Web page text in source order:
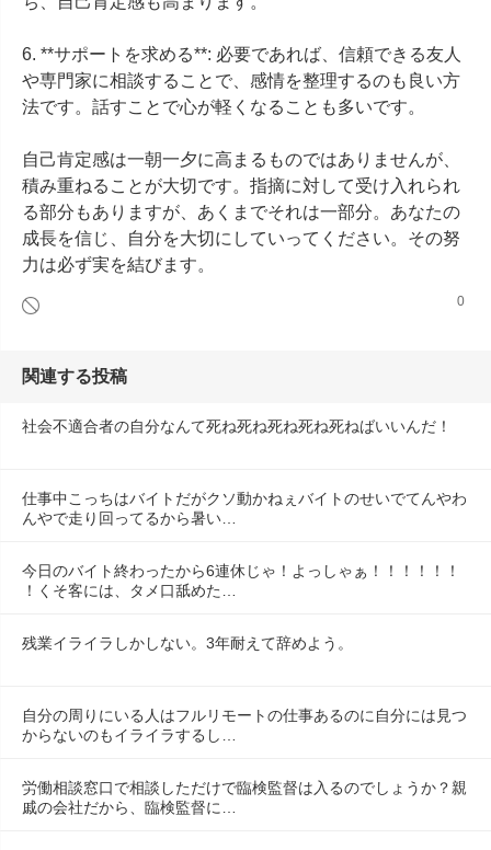
6. **サポートを求める**: 必要であれば、信頼できる友人
や専門家に相談することで、感情を整理するのも良い方
法です。話すことで心が軽くなることも多いです。
自己肯定感は一朝一夕に高まるものではありませんが、
積み重ねることが大切です。指摘に対して受け入れられ
る部分もありますが、あくまでそれは一部分。あなたの
成長を信じ、自分を大切にしていってください。その努
力は必ず実を結びます。
0
関連する投稿
社会不適合者の自分なんて死ね死ね死ね死ね死ねばいいんだ！
仕事中こっちはバイトだがクソ動かねぇバイトのせいでてんやわ
んやで走り回ってるから暑い…
今日のバイト終わったから6連休じゃ！よっしゃぁ！！！！！！
！くそ客には、タメ口舐めた…
残業イライラしかしない。3年耐えて辞めよう。
自分の周りにいる人はフルリモートの仕事あるのに自分には見つ
からないのもイライラするし…
労働相談窓口で相談しただけで臨検監督は入るのでしょうか？親
戚の会社だから、臨検監督に…